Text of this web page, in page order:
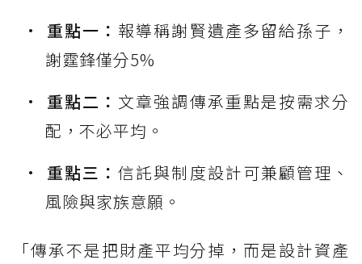
重點一： 報導稱謝賢遺產多留給孫子，
謝霆鋒僅分5%
重點二： 文章強調傳承重點是按需求分
配，不必平均。
重點三：信託與制度設計可兼顧管理、
風險與家族意願。
「傳承不是把財產平均分掉，而是設計資產